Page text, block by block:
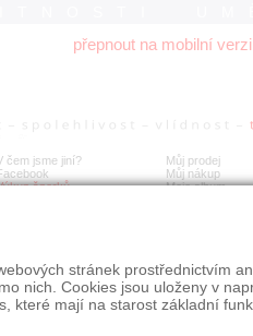
přepnout na mobilní verzi
čem jsme jiní?
šperků
Můj prodej
Můj nákup
Moje album
s markazity na
stránek prostřednictvím
nich. Cookies jsou uloženy v
které mají na starost základní